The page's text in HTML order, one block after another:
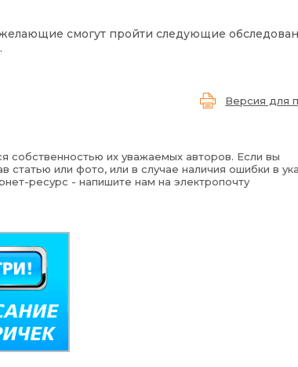
смогут пройти следующие
Версия для
собственностью их уважаемых авторов. Если вы
или фото, или в случае наличия ошибки в
ресурс - напишите нам на электропочту